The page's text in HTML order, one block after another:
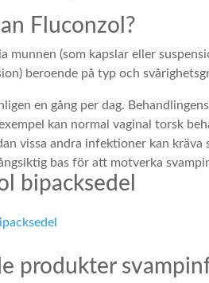
Fluconzol?
munnen (som kapslar eller
beroende på typ och
en gång per dag.
kan normal vaginal torsk
vissa andra infektioner kan
bas för att motverka
bipacksedel
produkter